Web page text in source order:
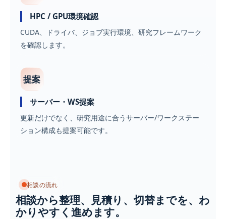
HPC / GPU環境確認
CUDA、ドライバ、ジョブ実行環境、研究フレームワーク
を確認します。
提案
サーバー・WS提案
更新だけでなく、研究用途に合うサーバー/ワークステー
ション構成も提案可能です。
相談の流れ
相談から整理、見積り、切替までを、わ
かりやすく進めます。